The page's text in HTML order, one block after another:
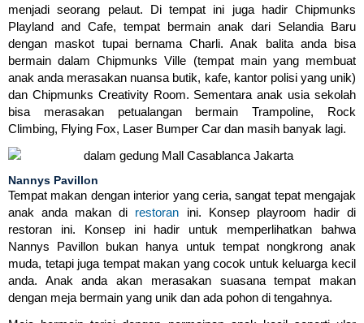
menjadi seorang pelaut. Di tempat ini juga hadir Chipmunks
Playland and Cafe, tempat bermain anak dari Selandia Baru
dengan maskot tupai bernama Charli. Anak balita anda bisa
bermain dalam Chipmunks Ville (tempat main yang membuat
anak anda merasakan nuansa butik, kafe, kantor polisi yang unik)
dan Chipmunks Creativity Room. Sementara anak usia sekolah
bisa merasakan petualangan bermain Trampoline, Rock
Climbing, Flying Fox, Laser Bumper Car dan masih banyak lagi.
Nannys Pavillon
Tempat makan dengan interior yang ceria, sangat tepat mengajak
anak anda makan di restoran ini. Konsep playroom hadir di
restoran ini. Konsep ini hadir untuk memperlihatkan bahwa
Nannys Pavillon bukan hanya untuk tempat nongkrong anak
muda, tetapi juga tempat makan yang cocok untuk keluarga kecil
anda. Anak anda akan merasakan suasana tempat makan
dengan meja bermain yang unik dan ada pohon di tengahnya.